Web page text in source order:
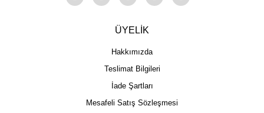
ÜYELİK
Hakkımızda
Teslimat Bilgileri
İade Şartları
Mesafeli Satış Sözleşmesi